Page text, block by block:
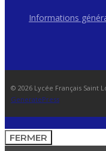
Informations
© 2026 Lycée Français Saint
GeneratePress
FERMER